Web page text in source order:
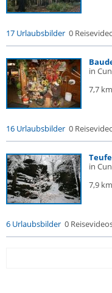
17 Urlaubsbilder 0
in
7,7
16 Urlaubsbilder 0
in
7,9
6 Urlaubsbilder 0